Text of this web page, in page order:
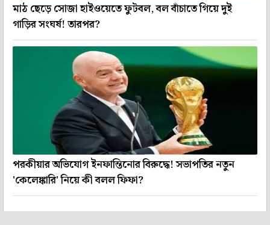
মাঠ ছেড়ে সোজা হাইওয়েতে ফুটবল, বল বাঁচাতে গিয়ে দুই
গাড়ির সংঘর্ষ! তারপর?
পরকীয়ার অভিযোগ ইনফান্তিনোর বিরুদ্ধে! সভাপতির নতুন
'কেলেঙ্কারি' নিয়ে কী বলল ফিফা?